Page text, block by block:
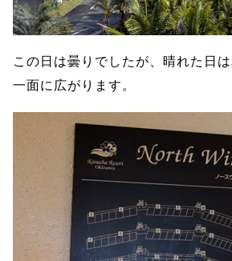
この日は曇りでしたが、晴れた日
一面に広がります。